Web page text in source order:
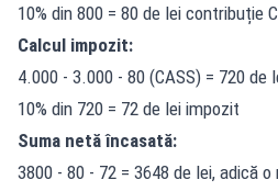
10% din 800 = 80 de lei contribuție
Calcul impozit:
4.000 - 3.000 - 80 (CASS) = 720 de
10% din 720 = 72 de lei impozit
Suma netă încasată:
3800 - 80 - 72 = 3648 de lei, adică